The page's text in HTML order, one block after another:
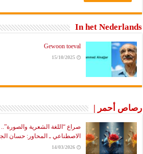
In het Nederlands
Gewoon toeval
15/10/2025
رصاص أحمر |
صراع “اللغة الشعرية والصورة”..
الاصطناعي ـ المحاور: حسان
14/03/2026